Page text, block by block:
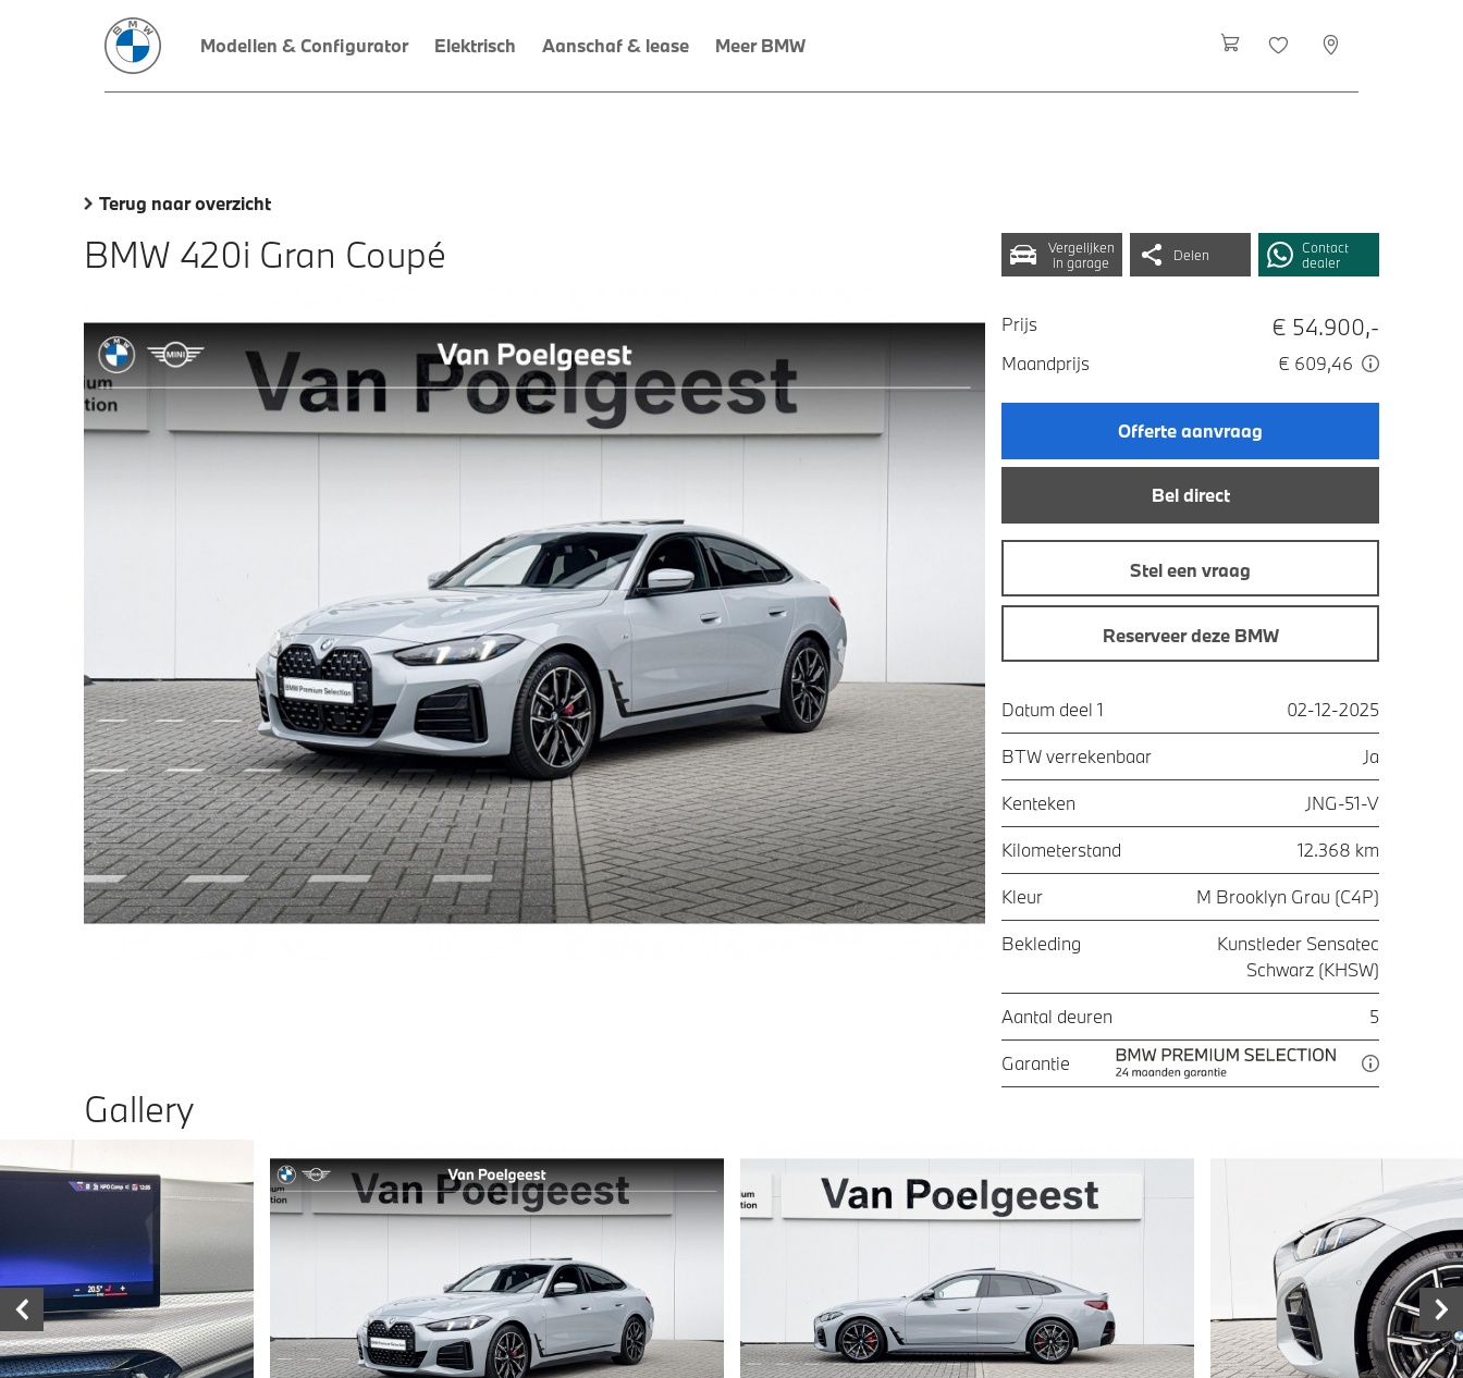
Modellen & Configurator Elektrisch Aanschaf & lease Meer BMW
Terug naar overzicht
BMW 420i Gran Coupé
Vergelijken
in garage
Delen
Contact
dealer
Prijs € 54.900,-
Maandprijs € 609,46
Offerte aanvraag
Bel direct
Stel een vraag
Reserveer deze BMW
Datum deel 1 02-12-2025
BTW verrekenbaar Ja
Kenteken JNG-51-V
Kilometerstand 12.368 km
Kleur M Brooklyn Grau (C4P)
Bekleding
Kunstleder Sensatec
Schwarz (KHSW)
Aantal deuren 5
Garantie
Gallery